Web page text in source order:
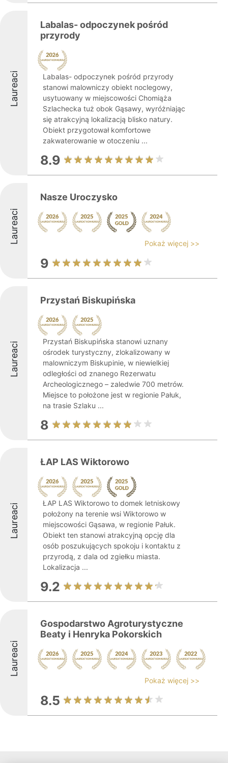
Laureaci
Labalas- odpoczynek pośród
przyrody
Labalas- odpoczynek pośród przyrody
stanowi malowniczy obiekt noclegowy,
usytuowany w miejscowości Chomiąża
Szlachecka tuż obok Gąsawy, wyróżniając
się atrakcyjną lokalizacją blisko natury.
Obiekt przygotował komfortowe
zakwaterowanie w otoczeniu ...
8.9
Laureaci
Nasze Uroczysko
Pokaż więcej >>
9
Laureaci
Przystań Biskupińska
Przystań Biskupińska stanowi uznany
ośrodek turystyczny, zlokalizowany w
malowniczym Biskupinie, w niewielkiej
odległości od znanego Rezerwatu
Archeologicznego – zaledwie 700 metrów.
Miejsce to położone jest w regionie Pałuk,
na trasie Szlaku ...
8
Laureaci
ŁAP LAS Wiktorowo
ŁAP LAS Wiktorowo to domek letniskowy
położony na terenie wsi Wiktorowo w
miejscowości Gąsawa, w regionie Pałuk.
Obiekt ten stanowi atrakcyjną opcję dla
osób poszukujących spokoju i kontaktu z
przyrodą, z dala od zgiełku miasta.
Lokalizacja ...
9.2
Laureaci
Gospodarstwo Agroturystyczne
Beaty i Henryka Pokorskich
Pokaż więcej >>
8.5